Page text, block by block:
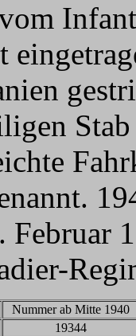
Februar
Nummer ab Mitte 1940
19344